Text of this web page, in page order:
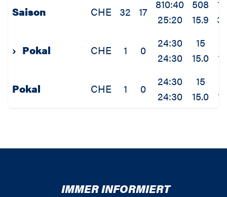
Saison CHE 32 17
810:40
25:20
508
15.9
› Pokal CHE 1 0
24:30
24:30
15
15.0
Pokal CHE 1 0
24:30
24:30
15
15.0
IMMER INFORMIERT